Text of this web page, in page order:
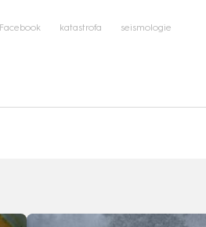
Facebook katastrofa seismologie